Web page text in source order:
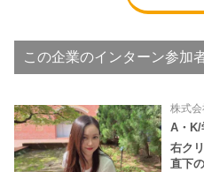
この企業のインターン参加
株式
A・K/
右ク
直下